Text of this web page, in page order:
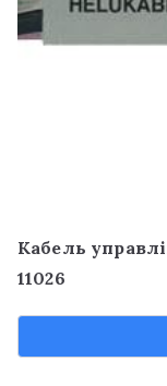
Кабель
11026